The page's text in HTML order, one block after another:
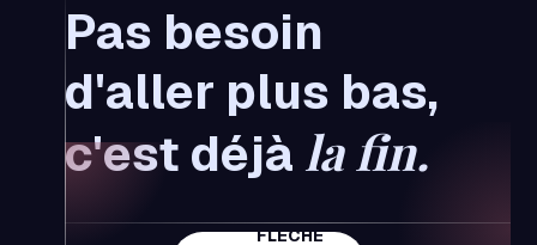
Pas besoin
d'aller plus bas,
c'est déjà la fin.